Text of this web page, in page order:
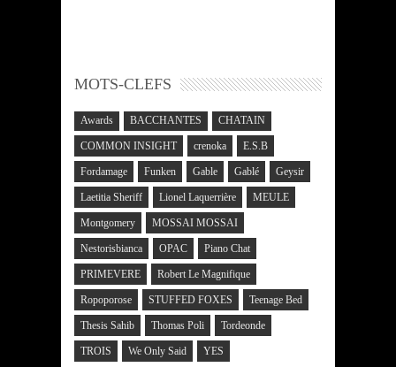
MOTS-CLEFS
Awards BACCHANTES CHATAIN
COMMON INSIGHT crenoka E.S.B
Fordamage Funken Gable Gablé Geysir
Laetitia Sheriff Lionel Laquerrière MEULE
Montgomery MOSSAI MOSSAI
Nestorisbianca OPAC Piano Chat
PRIMEVERE Robert Le Magnifique
Ropoporose STUFFED FOXES Teenage Bed
Thesis Sahib Thomas Poli Tordeonde
TROIS We Only Said YES